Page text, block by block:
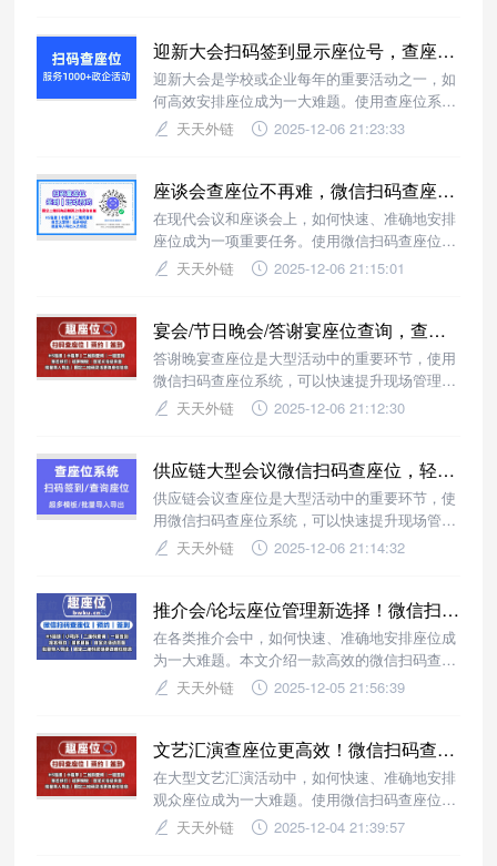
迎新大会扫码签到显示座位号，查座位小程序让活动入场更轻松
迎新大会是学校或企业每年的重要活动之一，如
何高效安排座位成为一大难题。使用查座位系
统，通过微信扫码查座位，快速分配座位号，提
天天外链 2025-12-06 21:23:33
座谈会查座位不再难，微信扫码查座位系统让流程更高效
在现代会议和座谈会上，如何快速、准确地安排
座位成为一项重要任务。使用微信扫码查座位系
统，可以轻松实现一键查询座位号，提升参会体
天天外链 2025-12-06 21:15:01
宴会/节日晚会/答谢宴座位查询，查座位小程序轻松安排
答谢晚宴查座位是大型活动中的重要环节，使用
微信扫码查座位系统，可以快速提升现场管理效
率，让宾客轻松找到自己的座位。
天天外链 2025-12-06 21:12:30
供应链大型会议微信扫码查座位，轻松管理让活动更高效
供应链会议查座位是大型活动中的重要环节，使
用微信扫码查座位系统，可以快速提升现场管理
效率，让宾客轻松找到自己的座位。
天天外链 2025-12-06 21:14:32
推介会/论坛座位管理新选择！微信扫码查座位助力活动更顺畅
在各类推介会中，如何快速、准确地安排座位成
为一大难题。本文介绍一款高效的微信扫码查座
位系统，帮助客户一键查询座位号，提升活动体
天天外链 2025-12-05 21:56:39
文艺汇演查座位更高效！微信扫码查看宴会主题以及时间地点
在大型文艺汇演活动中，如何快速、准确地安排
观众座位成为一大难题。使用微信扫码查座位系
统，可以轻松实现座位管理，提升活动效率。
天天外链 2025-12-04 21:39:57